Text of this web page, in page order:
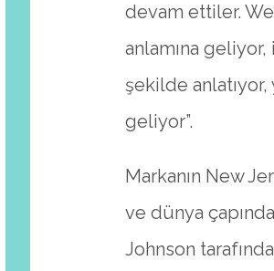
devam ettiler.
anlamına
şekilde
geliyor”.
Markanın New
ve dünya
Johnson